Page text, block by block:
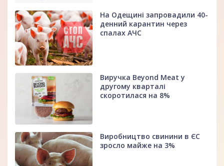
На Одещині запровадили 40-
денний карантин через
спалах АЧС
Виручка Beyond Meat у
другому кварталі
скоротилася на 8%
Виробництво свинини в ЄС
зросло майже на 3%